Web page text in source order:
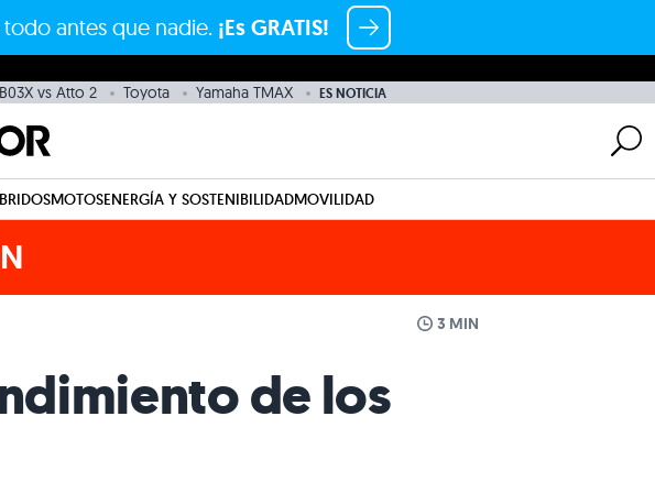
antes que nadie. ¡Es GRATIS!
B03X vs Atto 2 Toyota Yamaha TMAX ES NOTICIA
MOTOSENERGÍA Y SOSTENIBILIDADMOVILIDAD
3 MIN
de los